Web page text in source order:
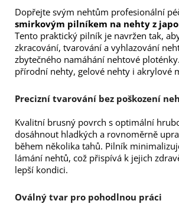
Dopřejte svým nehtům profesionální
smirkovým pilníkem na nehty z
Tento praktický pilník je navržen tak,
zkracování, tvarování a vyhlazování
zbytečného namáhání nehtové
přírodní nehty, gelové nehty i akrylové
Precizní tvarování bez poškození
Kvalitní brusný povrch s optimální
dosáhnout hladkých a rovnoměrně
během několika tahů. Pilník
lámání nehtů, což přispívá k jejich
lepší kondici.
Oválný tvar pro pohodlnou práci